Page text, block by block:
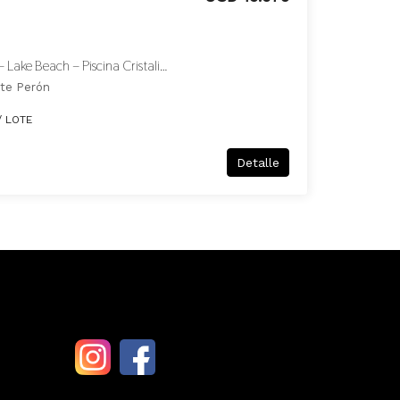
Lotes Al Costo Barrio Forest – Lake Beach – Piscina Cristalina De 3 Ha ! Venta Al Costo Primeros 50 Lotes
Perón
LOTE
Detalle